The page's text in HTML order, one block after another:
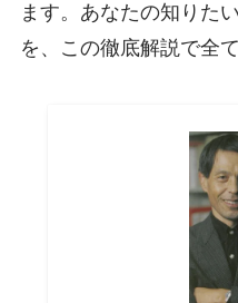
ます。あなたの知りた
を、この徹底解説で全